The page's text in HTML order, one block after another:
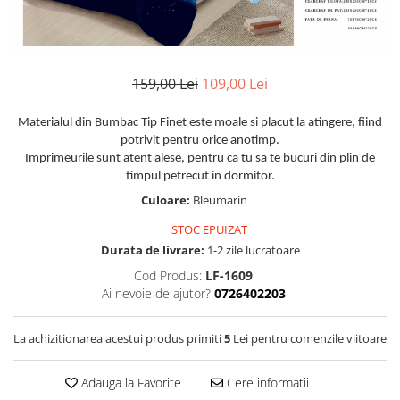
Cearceaf cu elastic
Cearceaf normal
Cearceaf normal
Bumbac Satinat 3D
Cearceaf cu elastic 4 piese
Cearceaf normal 4 piese
Bumbac Tip Damasc
Cearceaf normal 4 piese
Cearceaf cu elastic 4 piese
Cearceaf normal 6 piese
Cearceaf cu elastic 6 piese
Lenjerii De Pat Cocolino
Cearceaf normal 4 piese
Persoana
Bumbac Tip Finet 5D In Relief - 1
Cearceaf cu elastic 4 piese
Cearceaf normal 4 piese
Set Lenjerie + Draperii 1 Persoana
Lenjerii Bumbac 100% - 1 Persoana
Paturi Cocolino Pentru Copii
Huse De Pat Damasc
Huse De Pat Damasc - 140x200cm
Huse De Pat Damasc - 180x200cm
Cearceaf Pat + Fețe De Pernă
Huse De Pat Catifea / Topper
Huse De Pat Catifea / Topper -
Huse De Pat Catifea / Topper -
Huse De Pat Catifea / Topper -
Huse De Pat Cocolino
Huse De Pat Cocolino Tricotate
Huse De Pat Tricotate 140x200cm
159,00 Lei 109,00 Lei
Materialul din Bumbac Tip Finet este moale si placut la atingere, fiind
potrivit pentru orice anotimp.
Imprimeurile sunt atent alese, pentru ca tu sa te bucuri din plin de
timpul petrecut in dormitor.
Culoare: Bleumarin
STOC EPUIZAT
Durata de livrare: 1-2 zile lucratoare
Cod Produs: LF-1609
Ai nevoie de ajutor? 0726402203
La achizitionarea acestui produs primiti5 Lei pentru comenzile viitoare
Adauga la Favorite Cere informatii